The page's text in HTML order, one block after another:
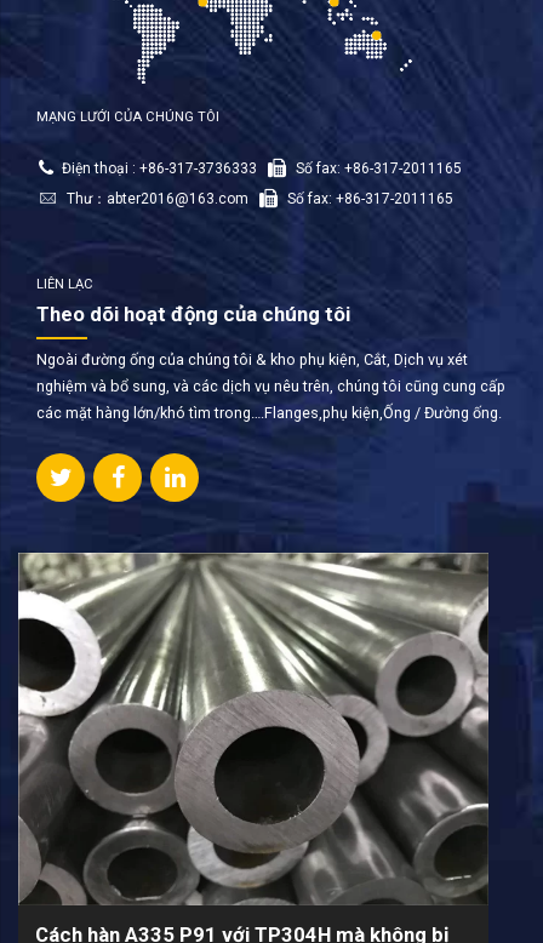
MẠNG LƯỚI CỦA CHÚNG TÔI
Điện thoại : +86-317-3736333
Số fax: +86-317-2011165
Thư： abter2016@163.com Số fax: +86-317-2011165
LIÊN LẠC
Theo dõi hoạt động của chúng tôi
Ngoài đường ống của chúng tôi & kho phụ kiện, Cắt, Dịch vụ xét
nghiệm và bổ sung, và các dịch vụ nêu trên, chúng tôi cũng cung cấp
các mặt hàng lớn/khó tìm trong….Flanges,phụ kiện,Ống / Đường ống.
Cách hàn A335 P91 với TP304H mà không bị